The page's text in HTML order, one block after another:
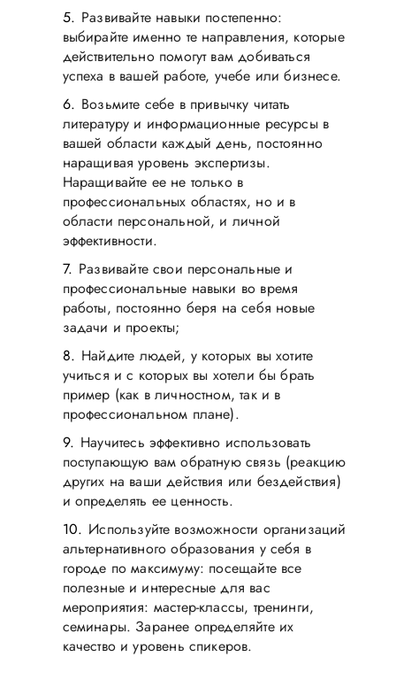
Развивайте навыки постепенно:
выбирайте именно те направления, которые
действительно помогут вам добиваться
успеха в вашей работе, учебе или бизнесе.
Возьмите себе в привычку читать
литературу и информационные ресурсы в
вашей области каждый день, постоянно
наращивая уровень экспертизы.
Наращивайте ее не только в
профессиональных областях, но и в
области персональной, и личной
эффективности.
Развивайте свои персональные и
профессиональные навыки во время
работы, постоянно беря на себя новые
задачи и проекты;
Найдите людей, у которых вы хотите
учиться и с которых вы хотели бы брать
пример (как в личностном, так и в
профессиональном плане).
Научитесь эффективно использовать
поступающую вам обратную связь (реакцию
других на ваши действия или бездействия)
и определять ее ценность.
Используйте возможности организаций
альтернативного образования у себя в
городе по максимуму: посещайте все
полезные и интересные для вас
мероприятия: мастер-классы, тренинги,
семинары. Заранее определяйте их
качество и уровень спикеров.